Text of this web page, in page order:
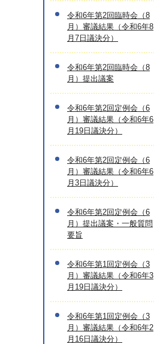
令和6年第2回臨時会（8
月）審議結果（令和6年8
月7日議決分）
令和6年第2回臨時会（8
月）提出議案
令和6年第2回定例会（6
月）審議結果（令和6年6
月19日議決分）
令和6年第2回定例会（6
月）審議結果（令和6年6
月3日議決分）
令和6年第2回定例会（6
月）提出議案・一般質問
要旨
令和6年第1回定例会（3
月）審議結果（令和6年3
月19日議決分）
令和6年第1回定例会（3
月）審議結果（令和6年2
月16日議決分）